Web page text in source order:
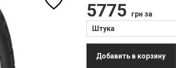
5775
грн за
Штука
Добавить в корзину